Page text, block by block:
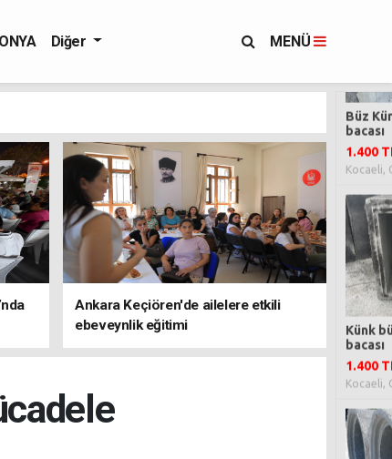
Diğer MENÜ
Ankara Keçiören'de ailelere etkili
ebeveynlik eğitimi